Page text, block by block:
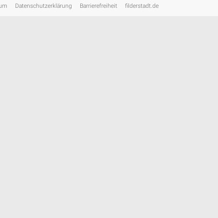
Datenschutzerklärung Barrierefreiheit filderstadt.de